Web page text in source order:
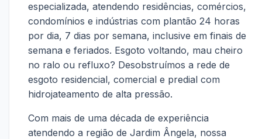
especializada, atendendo residências, comércios,
condomínios e indústrias com plantão 24 horas
por dia, 7 dias por semana, inclusive em finais de
semana e feriados. Esgoto voltando, mau cheiro
no ralo ou refluxo? Desobstruímos a rede de
esgoto residencial, comercial e predial com
hidrojateamento de alta pressão.
Com mais de uma década de experiência
atendendo a região de Jardim Ângela, nossa